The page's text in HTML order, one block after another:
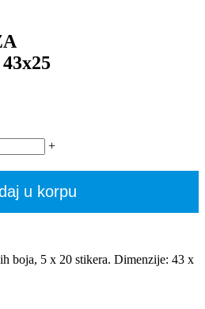
+
u korpu
boja, 5 x 20 stikera. Dimenzije: 43 x